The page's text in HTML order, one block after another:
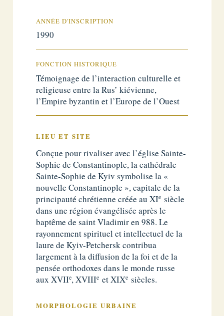
ANNÉE D'INSCRIPTION
1990
FONCTION HISTORIQUE
Témoignage de l’interaction culturelle et
religieuse entre la Rus’ kiévienne,
l’Empire byzantin et l’Europe de l’Ouest
LIEU ET SITE
Conçue pour rivaliser avec l’église Sainte-
Sophie de Constantinople, la cathédrale
Sainte-Sophie de Kyiv symbolise la «
nouvelle Constantinople », capitale de la
principauté chrétienne créée au XIe siècle
dans une région évangélisée après le
baptême de saint Vladimir en 988. Le
rayonnement spirituel et intellectuel de la
laure de Kyiv-Petchersk contribua
largement à la diffusion de la foi et de la
pensée orthodoxes dans le monde russe
aux XVIIe, XVIIIe et XIXe siècles.
MORPHOLOGIE URBAINE